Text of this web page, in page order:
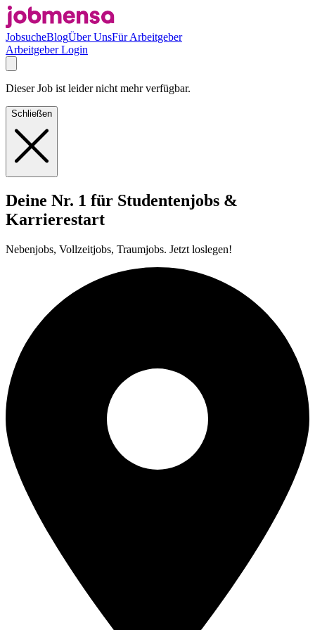
JobsucheBlogÜber UnsFür Arbeitgeber
Arbeitgeber Login
Dieser Job ist leider nicht mehr verfügbar.
Schließen
Deine Nr. 1 für Studentenjobs &
Karrierestart
Nebenjobs, Vollzeitjobs, Traumjobs. Jetzt loslegen!